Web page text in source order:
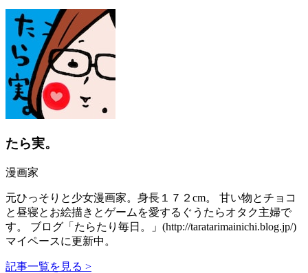
たら実。
漫画家
元ひっそりと少女漫画家。身長１７２cm。 甘い物とチョコ
と昼寝とお絵描きとゲームを愛するぐうたらオタク主婦で
す。 ブログ「たらたり毎日。」(http://taratarimainichi.blog.jp/)
マイペースに更新中。
記事一覧を見る >